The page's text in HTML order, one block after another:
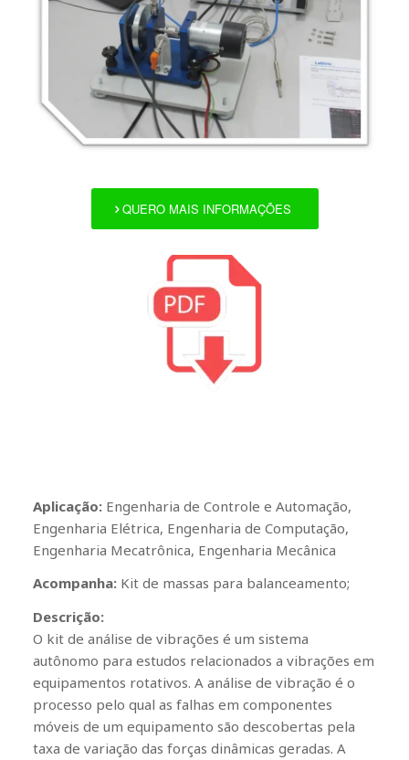
QUERO MAIS INFORMAÇÕES
Aplicação: Engenharia de Controle e Automação,
Engenharia Elétrica, Engenharia de Computação,
Engenharia Mecatrônica, Engenharia Mecânica
Acompanha: Kit de massas para balanceamento;
Descrição:
O kit de análise de vibrações é um sistema
autônomo para estudos relacionados a vibrações em
equipamentos rotativos. A análise de vibração é o
processo pelo qual as falhas em componentes
móveis de um equipamento são descobertas pela
taxa de variação das forças dinâmicas geradas. A